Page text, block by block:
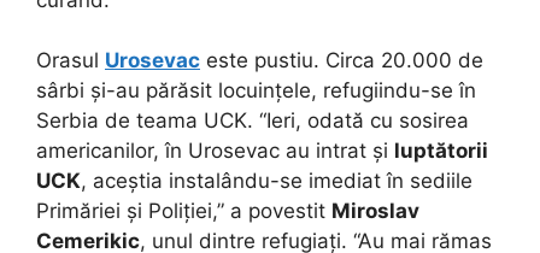
Orasul Urosevac este pustiu. Circa 20.000 de
sârbi și-au părăsit locuințele, refugiindu-se în
Serbia de teama UCK. “Ieri, odată cu sosirea
americanilor, în Urosevac au intrat și luptătorii
UCK, aceștia instalându-se imediat în sediile
Primăriei și Poliției,” a povestit Miroslav
Cemerikic, unul dintre refugiați. “Au mai rămas